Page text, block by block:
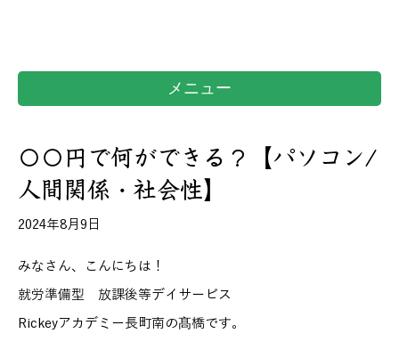
メニュー
〇〇円で何ができる？【パソコン/
人間関係・社会性】
2024年8月9日
みなさん、こんにちは！
就労準備型 放課後等デイサービス
Rickeyアカデミー長町南の髙橋です。